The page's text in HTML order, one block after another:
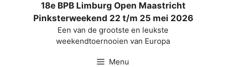
18e BPB Limburg Open Maastricht
Pinksterweekend 22 t/m 25 mei 2026
Een van de grootste en leukste
weekendtoernooien van Europa
Menu